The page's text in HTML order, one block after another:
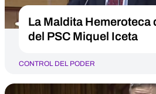
La Maldita Hemeroteca
del PSC Miquel Iceta
CONTROL DEL PODER